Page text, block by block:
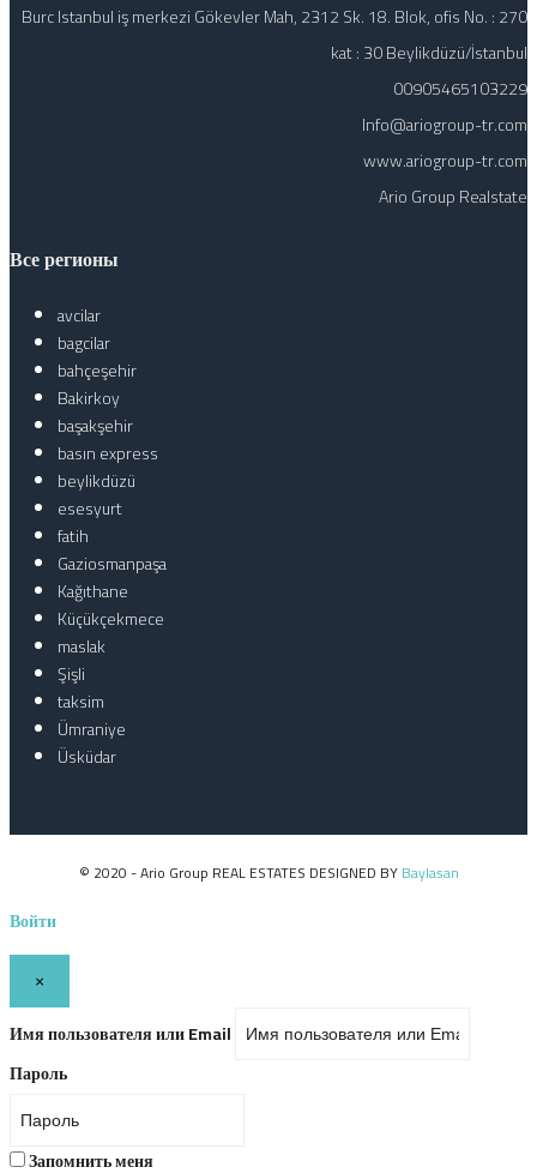
Burc Istanbul iş merkezi Gökevler Mah, 2312 Sk. 18. Blok, ofis No. : 270
kat : 30 Beylikdüzü/İstanbul
00905465103229
Info@ariogroup-tr.com
www.ariogroup-tr.com
Ario Group Realstate
Все регионы
avcilar
bagcilar
bahçeşehir
Bakirkoy
başakşehir
basın express
beylikdüzü
esesyurt
fatih
Gaziosmanpaşa
Kağıthane
Küçükçekmece
maslak
Şişli
taksim
Ümraniye
Üsküdar
© 2020 - Ario Group REAL ESTATES DESIGNED BYBaylasan
Войти
×
Имя пользователя или Email
Пароль
Запомнить меня